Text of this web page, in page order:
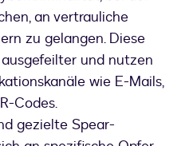
an vertrauliche
zu gelangen. Diese
und nutzen
wie E-Mails,
Codes.
gezielte Spear-